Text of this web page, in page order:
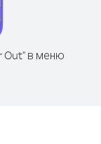
Out" в меню